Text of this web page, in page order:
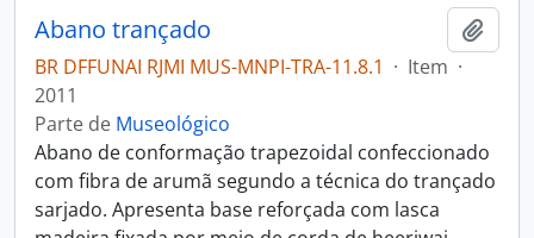
Abano trançado
BR DFFUNAI RJMI MUS-MNPI-TRA-11.8.1 · Item ·
2011
Parte de Museológico
Abano de conformação trapezoidal confeccionado
com fibra de arumã segundo a técnica do trançado
sarjado. Apresenta base reforçada com lasca